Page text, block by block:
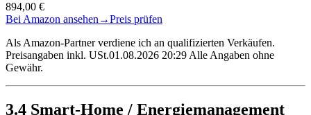
894,00 €
Bei Amazon ansehen →Preis prüfen
Als Amazon-Partner verdiene ich an qualifizierten Verkäufen.
Preisangaben inkl. USt.01.08.2026 20:29 Alle Angaben ohne
Gewähr.
3.4 Smart-Home / Energiemanagement